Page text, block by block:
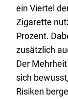
ein Viertel
Zigarette
Prozent.
zusätzlich
Der
sich
Risiken